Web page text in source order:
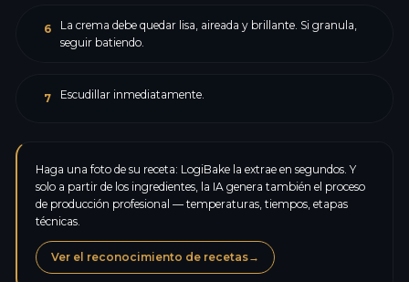
6
La crema debe quedar lisa, aireada y brillante. Si granula,
seguir batiendo.
7 Escudillar inmediatamente.
Haga una foto de su receta: LogiBake la extrae en segundos. Y
solo a partir de los ingredientes, la IA genera también el proceso
de producción profesional — temperaturas, tiempos, etapas
técnicas.
Ver el reconocimiento de recetas→